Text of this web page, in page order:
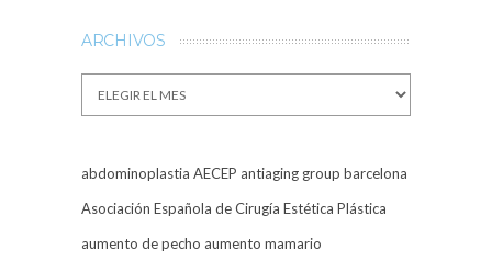
ARCHIVOS
Archivos
abdominoplastia AECEP antiaging group barcelona
Asociación Española de Cirugía Estética Plástica
aumento de pecho aumento mamario